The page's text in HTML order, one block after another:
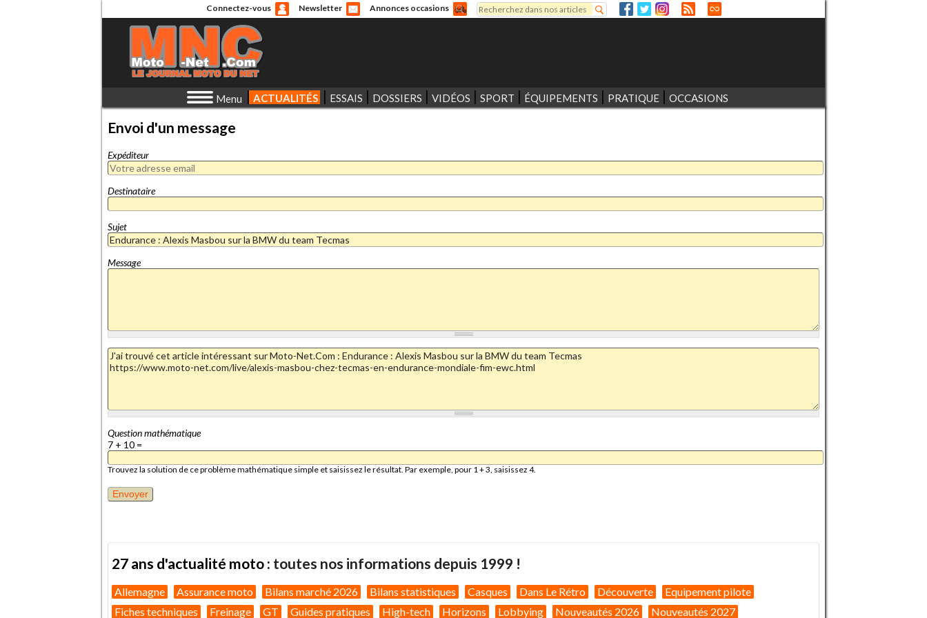
Connectez-vous Newsletter Annonces occasions
Formulaire de recherche
Rechercher
Menu ACTUALITÉS ESSAIS DOSSIERS VIDÉOS SPORT ÉQUIPEMENTS PRATIQUE OCCASIONS
Envoi d'un message
Expéditeur
Destinataire
Sujet
Message
Question mathématique
7 + 10 =
Trouvez la solution de ce problème mathématique simple et saisissez le résultat. Par exemple, pour 1 + 3, saisissez 4.
27 ans d'actualité moto : toutes nos informations depuis 1999 !
Allemagne Assurance moto Bilans marché 2026 Bilans statistiques Casques Dans Le Rétro Découverte
Equipement pilote
Fiches techniques
Freinage GT Guides pratiques High-tech Horizons Lobbying Nouveautés 2026 Nouveautés 2027